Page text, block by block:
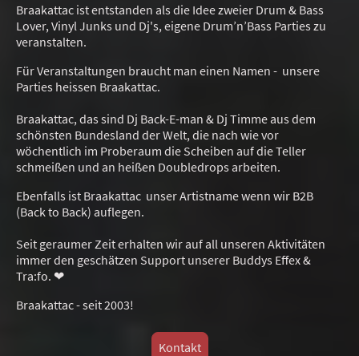
Braakattac ist entstanden als die Idee zweier Drum & Bass
Lover, Vinyl Junks und Dj's, eigene Drum’n’Bass Parties zu
veranstalten.
Für Veranstaltungen braucht man einen Namen - unsere
Parties heissen Braakattac.
Braakattac, das sind Dj Back-E-man & Dj Timme aus dem
schönsten Bundesland der Welt, die nach wie vor
wöchentlich im Proberaum die Scheiben auf die Teller
schmeißen und an heißen Doubledrops arbeiten.
Ebenfalls ist Braakattac unser Artistname wenn wir B2B
(Back to Back) auflegen.
Seit geraumer Zeit erhalten wir auf all unseren Aktivitäten
immer den geschätzen Support unserer Buddys Effex &
Tra:fo. ❤
Braakattac - seit 2003!
Kontakt